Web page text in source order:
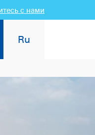
с нами
Ru